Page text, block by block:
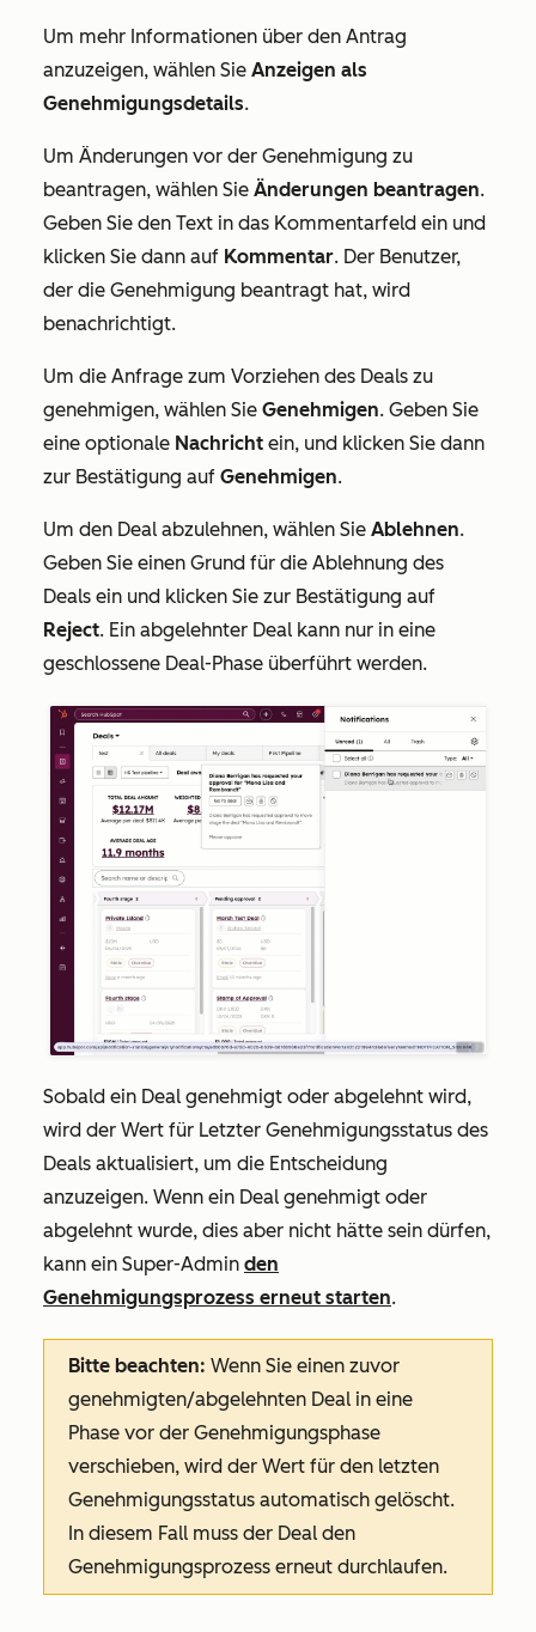
Um mehr Informationen über den Antrag
anzuzeigen, wählen Sie Anzeigen als
Genehmigungsdetails.
Um Änderungen vor der Genehmigung zu
beantragen, wählen Sie Änderungen beantragen.
Geben Sie den Text in das Kommentarfeld ein und
klicken Sie dann auf Kommentar. Der Benutzer,
der die Genehmigung beantragt hat, wird
benachrichtigt.
Um die Anfrage zum Vorziehen des Deals zu
genehmigen, wählen Sie Genehmigen. Geben Sie
eine optionale Nachricht ein, und klicken Sie dann
zur Bestätigung auf Genehmigen.
Um den Deal abzulehnen, wählen Sie Ablehnen.
Geben Sie einen Grund für die Ablehnung des
Deals ein und klicken Sie zur Bestätigung auf
Reject. Ein abgelehnter Deal kann nur in eine
geschlossene Deal-Phase überführt werden.
Sobald ein Deal genehmigt oder abgelehnt wird,
wird der Wert für Letzter Genehmigungsstatus des
Deals aktualisiert, um die Entscheidung
anzuzeigen. Wenn ein Deal genehmigt oder
abgelehnt wurde, dies aber nicht hätte sein dürfen,
kann ein Super-Admin den
Genehmigungsprozess erneut starten.
Bitte beachten: Wenn Sie einen zuvor
genehmigten/abgelehnten Deal in eine
Phase vor der Genehmigungsphase
verschieben, wird der Wert für den letzten
Genehmigungsstatus automatisch gelöscht.
In diesem Fall muss der Deal den
Genehmigungsprozess erneut durchlaufen.